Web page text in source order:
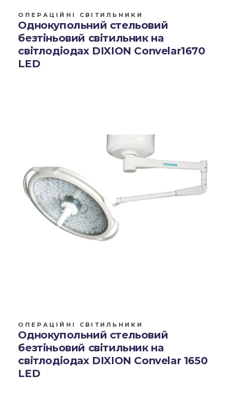
ОПЕРАЦІЙНІ СВІТИЛЬНИКИ
Однокупольний стельовий
безтіньовий світильник на
світлодіодах DIXION Convelar1670
LED
ОПЕРАЦІЙНІ СВІТИЛЬНИКИ
Однокупольний стельовий
безтіньовий світильник на
світлодіодах DIXION Convelar 1650
LED